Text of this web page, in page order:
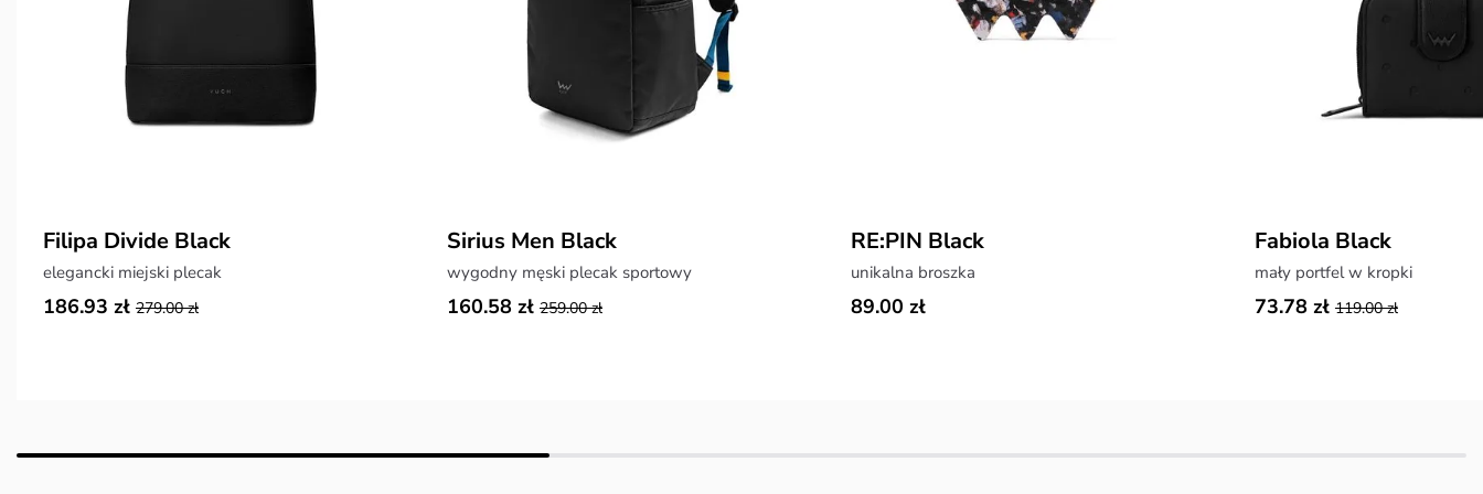
Filipa Divide Black
elegancki miejski plecak
186.93 zł 279.00 zł
Sirius Men Black
wygodny męski plecak sportowy
160.58 zł 259.00 zł
RE:PIN Black
unikalna broszka
89.00 zł
Fabiola Black
mały portfel w kropki
73.78 zł 119.00 zł